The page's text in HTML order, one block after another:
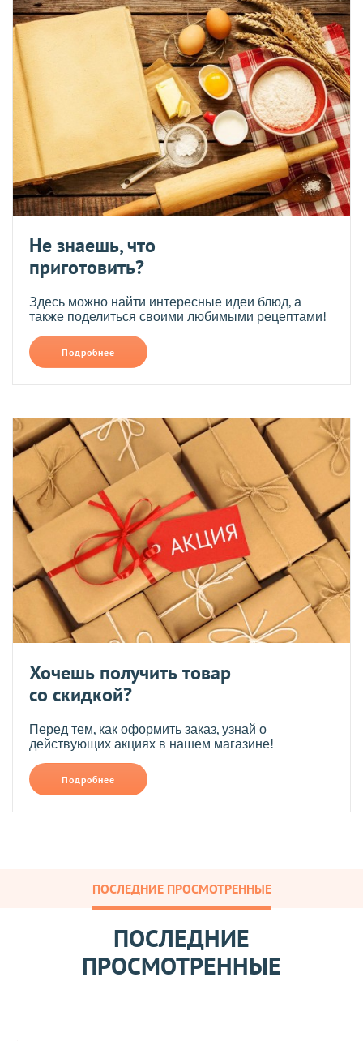
Не знаешь, что
приготовить?
Здесь можно найти интересные идеи блюд, а
также поделиться своими любимыми рецептами!
Подробнее
Хочешь получить товар
со скидкой?
Перед тем, как оформить заказ, узнай о
действующих акциях в нашем магазине!
Подробнее
ПОСЛЕДНИЕ ПРОСМОТРЕННЫЕ
ПОСЛЕДНИЕ
ПРОСМОТРЕННЫЕ